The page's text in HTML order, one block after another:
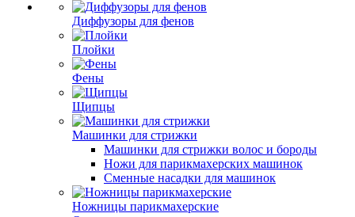
Диффузоры для фенов
Плойки
Фены
Щипцы
Машинки для стрижки
Машинки для стрижки волос и бороды
Ножи для парикмахерских машинок
Сменные насадки для машинок
Ножницы парикмахерские